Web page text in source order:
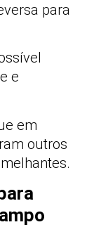
para
e
em
outros